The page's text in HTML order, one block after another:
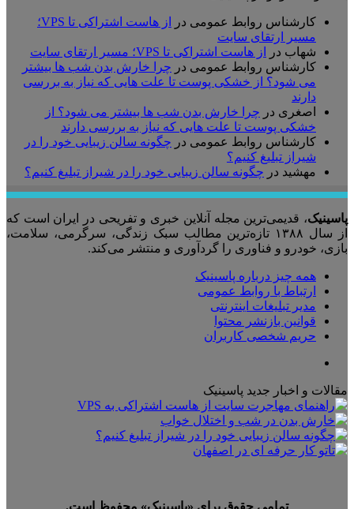
کارشناس روابط عمومی در
از هاست اشتراکی تا VPS؛
مسیر ارتقای سایت
شهاب در
از هاست اشتراکی تا VPS؛ مسیر ارتقای سایت
کارشناس روابط عمومی در چرا خارش بدن شب ها بیشتر
می شود؟ از خشکی پوست تا علت هایی که نیاز به بررسی
دارند
اصغری در چرا خارش بدن شب ها بیشتر می شود؟ از
خشکی پوست تا علت هایی که نیاز به بررسی دارند
کارشناس روابط عمومی در چگونه سالن زیبایی خود را در
شیراز تبلیغ کنیم؟
مهشید در چگونه سالن زیبایی خود را در شیراز تبلیغ کنیم؟
پاسینیک، قدیمی‌ترین مجله آنلاین خبری و تفریحی در ایران است که
از سال ۱۳۸۸ تازه‌ترین مطالب سبک زندگی، سرگرمی، سلامت،
بازی، خودرو و فناوری را گردآوری و منتشر می‌کند.
همه چیز درباره پاسینیک
ارتباط با روابط عمومی
مدیر تبلیغات اینترنتی
قوانین بازنشر محتوا
حریم شخصی کاربران
مقالات و اخبار جدید پاسینیک